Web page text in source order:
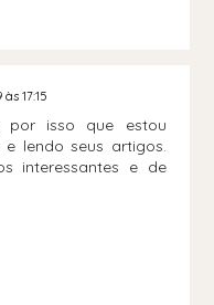
17:15
por isso que estou
lendo seus artigos.
interessantes e de